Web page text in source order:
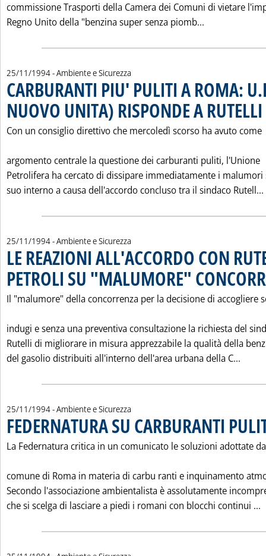
commissione Trasporti della Camera dei Comuni di vietare
Regno Unito della "benzina super senza piomb...
25/11/1994- Ambiente e Sicurezza
CARBURANTI PIU' PULITI A ROMA:
NUOVO UNITA) RISPONDE A RUTELLI
Con un consiglio direttivo che mercoledì scorso ha avuto come
argomento centrale la questione dei carburanti puliti, l'Unione
Petrolifera ha cercato di dissipare immediatamente i malumori
suo interno a causa dell'accordo concluso tra il sindaco Rutell...
25/11/1994- Ambiente e Sicurezza
LE REAZIONI ALL'ACCORDO CON
PETROLI SU "MALUMORE"
Il "malumore" della concorrenza per la decisione di accogliere
indugi e senza una preventiva consultazione la richiesta del
Rutelli di migliorare in misura apprezzabile la qualità della
del gasolio distribuiti all'interno dell'area urbana della C...
25/11/1994- Ambiente e Sicurezza
FEDERNATURA SU CARBURANTI
La Federnatura critica in un comunicato le soluzioni adottate
comune di Roma in materia di carbu ranti e inquinamento
Secondo l'associazione ambientalista è assolutamente
che si scelga di lasciare a piedi i romani con blocchi continui ...